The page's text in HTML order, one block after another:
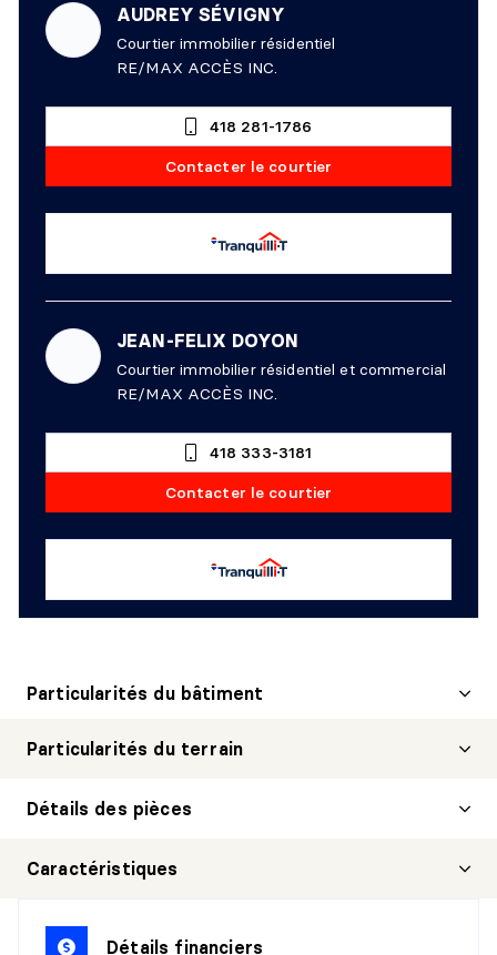
AUDREY SÉVIGNY
Courtier immobilier résidentiel
RE/MAX ACCÈS INC.
418 281-1786
Contacter le courtier
JEAN-FELIX DOYON
Courtier immobilier résidentiel et commercial
RE/MAX ACCÈS INC.
418 333-3181
Contacter le courtier
Particularités du bâtiment
Particularités du terrain
Détails des pièces
CUISINE
Dimensions :
11'11" X 13'8"
Caractéristiques
Détails financiers